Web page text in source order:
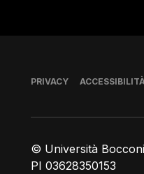
© Università
PI 03628350153
Piè di pagina
PRIVACY